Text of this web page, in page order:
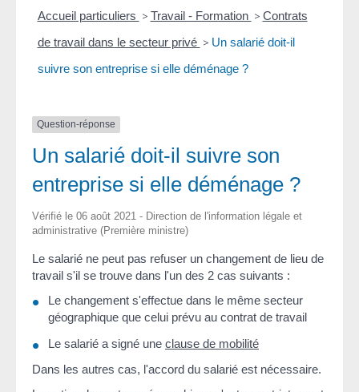
Accueil particuliers > Travail - Formation > Contrats
de travail dans le secteur privé > Un salarié doit-il
suivre son entreprise si elle déménage ?
Question-réponse
Un salarié doit-il suivre son
entreprise si elle déménage ?
Vérifié le 06 août 2021 - Direction de l'information légale et
administrative (Première ministre)
Le salarié ne peut pas refuser un changement de lieu de
travail s'il se trouve dans l'un des 2 cas suivants :
Le changement s'effectue dans le même secteur
géographique que celui prévu au contrat de travail
Le salarié a signé une clause de mobilité
Dans les autres cas, l'accord du salarié est nécessaire.